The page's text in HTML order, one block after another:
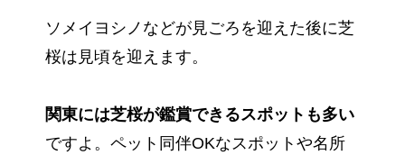
ソメイヨシノなどが見ごろを迎えた後に芝
桜は見頃を迎えます。
関東には芝桜が鑑賞できるスポットも多い
ですよ。ペット同伴OKなスポットや名所